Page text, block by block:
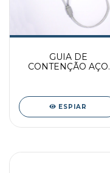
GUIA DE
CONTENÇÃO AÇO
ESPIAR